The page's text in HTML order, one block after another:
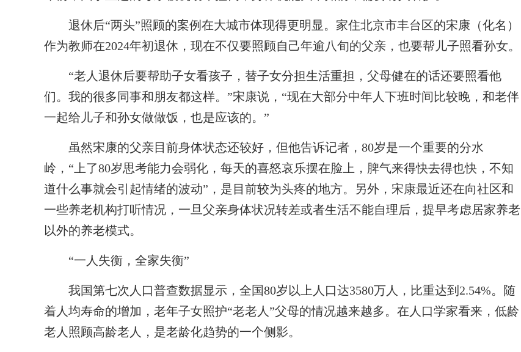
退休后“两头”照顾的案例在大城市体现得更明显。家住北京市丰台区的宋康（化名）
作为教师在2024年初退休，现在不仅要照顾自己年逾八旬的父亲，也要帮儿子照看孙女。
“老人退休后要帮助子女看孩子，替子女分担生活重担，父母健在的话还要照看他
们。我的很多同事和朋友都这样。”宋康说，“现在大部分中年人下班时间比较晚，和老伴
一起给儿子和孙女做做饭，也是应该的。”
虽然宋康的父亲目前身体状态还较好，但他告诉记者，80岁是一个重要的分水
岭，“上了80岁思考能力会弱化，每天的喜怒哀乐摆在脸上，脾气来得快去得也快，不知
道什么事就会引起情绪的波动”，是目前较为头疼的地方。另外，宋康最近还在向社区和
一些养老机构打听情况，一旦父亲身体状况转差或者生活不能自理后，提早考虑居家养老
以外的养老模式。
“一人失衡，全家失衡”
我国第七次人口普查数据显示，全国80岁以上人口达3580万人，比重达到2.54%。随
着人均寿命的增加，老年子女照护“老老人”父母的情况越来越多。在人口学家看来，低龄
老人照顾高龄老人，是老龄化趋势的一个侧影。